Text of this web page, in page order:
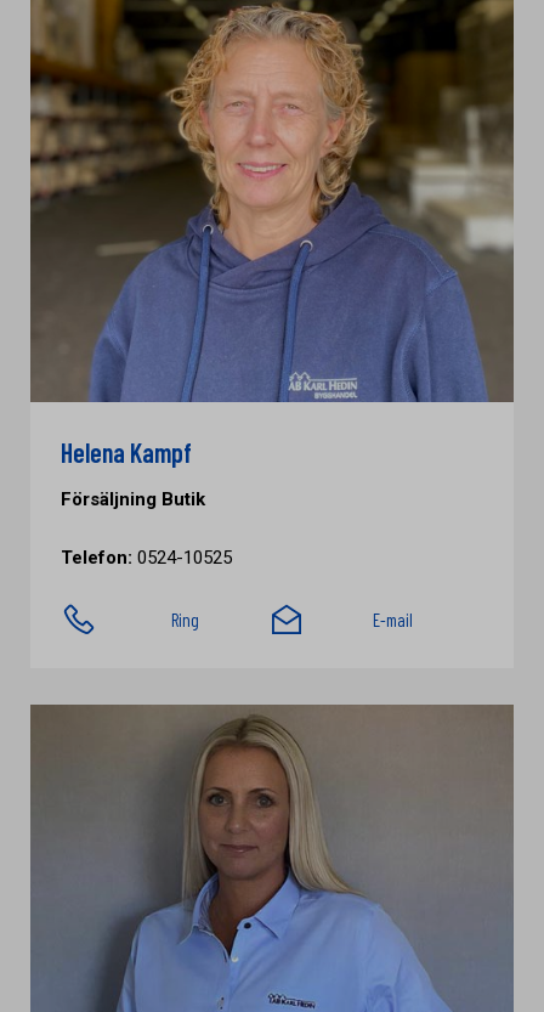
Helena Kampf
Försäljning Butik
Telefon: 0524-10525
Ring E-mail